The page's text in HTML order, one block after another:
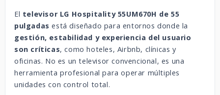
El televisor LG Hospitality 55UM670H de 55
pulgadas está diseñado para entornos donde la
gestión, estabilidad y experiencia del usuario
son críticas, como hoteles, Airbnb, clínicas y
oficinas. No es un televisor convencional, es una
herramienta profesional para operar múltiples
unidades con control total.